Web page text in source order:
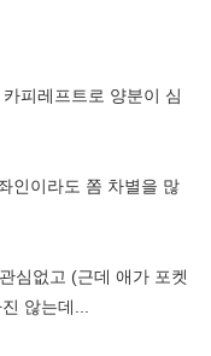
피레프트로 양분이 심
인이라도 쫌 차별을 많
심없고 (근데 애가 포켓
않는데...